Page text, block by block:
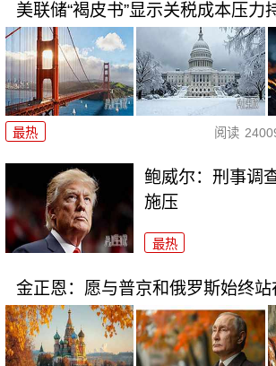
美联储“褐皮书”显示关税成本压力
最热 阅读
鲍威尔：刑事调
施压
最热
金正恩：愿与普京和俄罗斯始终站